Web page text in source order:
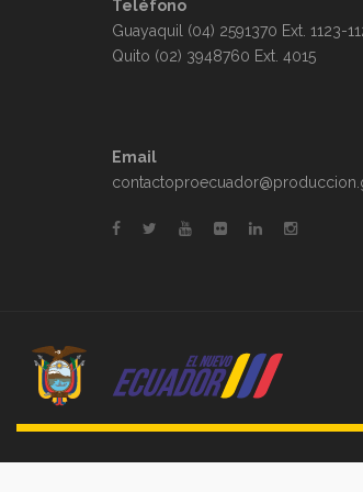
Teléfono
Guayaquil (04) 2591370 Ext. 1123-
Quito (02) 3948760 Ext. 4015
Email